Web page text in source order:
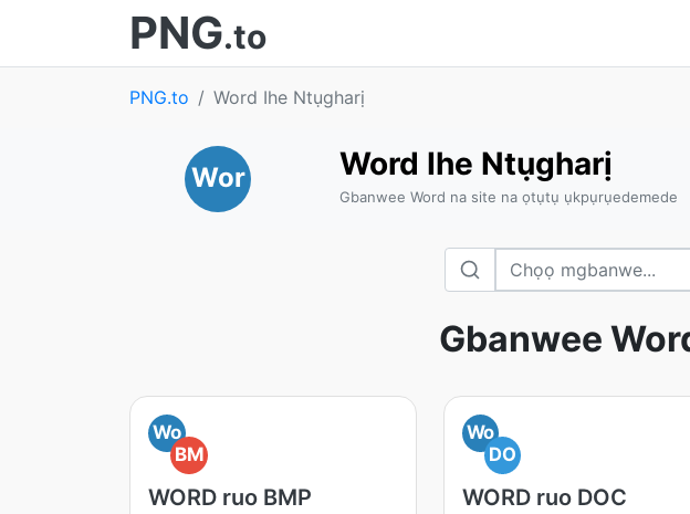
PNG.to
PNG.to Word Ihe Ntụgharị
Wor Word Ihe Ntụgharị
Gbanwee Word na site na ọtụtụ ụkpụrụedemede
Gbanwee
Wo
BM
WORD ruo BMP
Wo
DO
WORD ruo DOC